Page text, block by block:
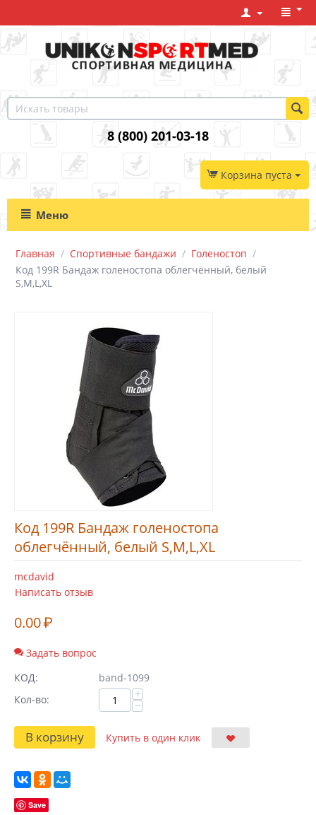
8 (800) 201-03-18
Корзина пуста
Меню
Главная / Спортивные бандажи / Голеностоп /
Код 199R Бандаж голеностопа облегчённый, белый
S,M,L,XL
Код 199R Бандаж голеностопа
облегчённый, белый S,M,L,XL
mcdavid
Написать отзыв
0.00₽
Задать вопрос
КОД:
band-1099
Кол-во:
+
−
В корзину Купить в один клик
Save